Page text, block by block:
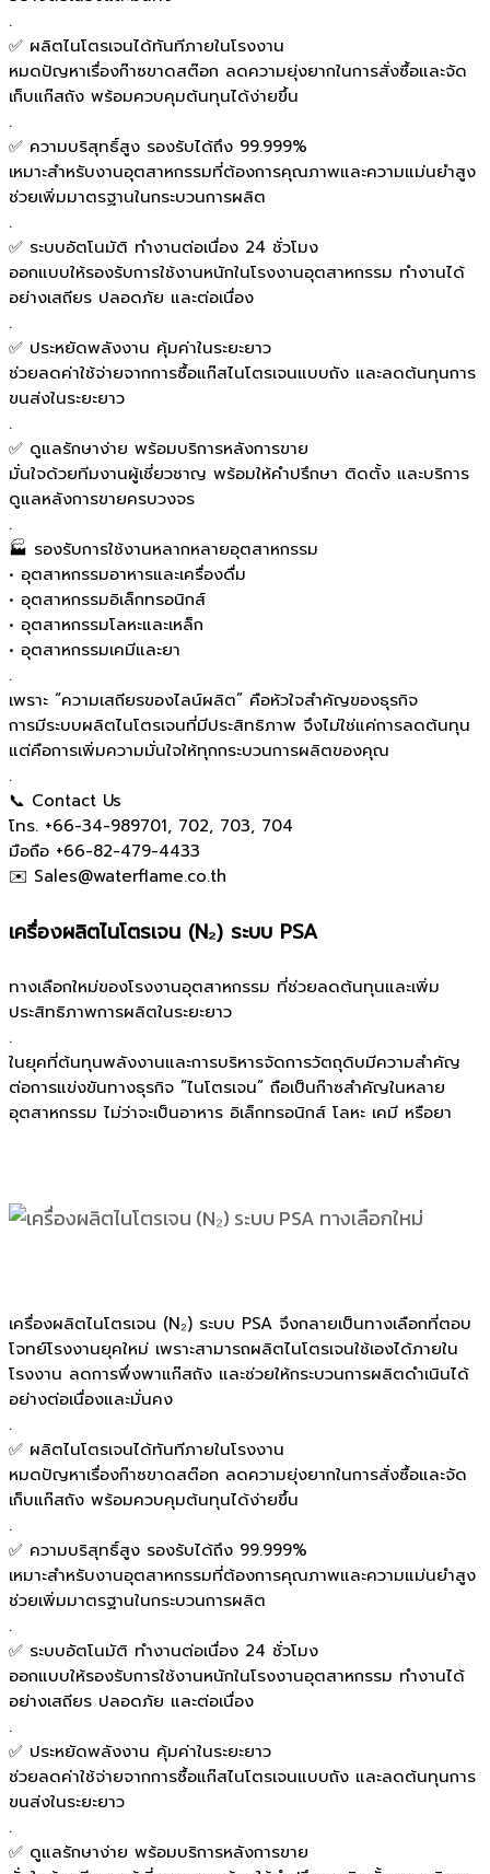
.
✅ ผลิตไนโตรเจนได้ทันทีภายในโรงงาน
หมดปัญหาเรื่องก๊าซขาดสต๊อก ลดความยุ่งยากในการสั่งซื้อและจัด
เก็บแก๊สถัง พร้อมควบคุมต้นทุนได้ง่ายขึ้น
.
✅ ความบริสุทธิ์สูง รองรับได้ถึง 99.999%
เหมาะสำหรับงานอุตสาหกรรมที่ต้องการคุณภาพและความแม่นยำสูง
ช่วยเพิ่มมาตรฐานในกระบวนการผลิต
.
✅ ระบบอัตโนมัติ ทำงานต่อเนื่อง 24 ชั่วโมง
ออกแบบให้รองรับการใช้งานหนักในโรงงานอุตสาหกรรม ทำงานได้
อย่างเสถียร ปลอดภัย และต่อเนื่อง
.
✅ ประหยัดพลังงาน คุ้มค่าในระยะยาว
ช่วยลดค่าใช้จ่ายจากการซื้อแก๊สไนโตรเจนแบบถัง และลดต้นทุนการ
ขนส่งในระยะยาว
.
✅ ดูแลรักษาง่าย พร้อมบริการหลังการขาย
มั่นใจด้วยทีมงานผู้เชี่ยวชาญ พร้อมให้คำปรึกษา ติดตั้ง และบริการ
ดูแลหลังการขายครบวงจร
.
🏭 รองรับการใช้งานหลากหลายอุตสาหกรรม
• อุตสาหกรรมอาหารและเครื่องดื่ม
• อุตสาหกรรมอิเล็กทรอนิกส์
• อุตสาหกรรมโลหะและเหล็ก
• อุตสาหกรรมเคมีและยา
.
เพราะ “ความเสถียรของไลน์ผลิต” คือหัวใจสำคัญของธุรกิจ
การมีระบบผลิตไนโตรเจนที่มีประสิทธิภาพ จึงไม่ใช่แค่การลดต้นทุน
แต่คือการเพิ่มความมั่นใจให้ทุกกระบวนการผลิตของคุณ
.
📞 Contact Us
โทร. +66-34-989701, 702, 703, 704
มือถือ +66-82-479-4433
✉️ Sales@waterflame.co.th
เครื่องผลิตไนโตรเจน (N₂) ระบบ PSA
ทางเลือกใหม่ของโรงงานอุตสาหกรรม ที่ช่วยลดต้นทุนและเพิ่ม
ประสิทธิภาพการผลิตในระยะยาว
.
ในยุคที่ต้นทุนพลังงานและการบริหารจัดการวัตถุดิบมีความสำคัญ
ต่อการแข่งขันทางธุรกิจ “ไนโตรเจน” ถือเป็นก๊าซสำคัญในหลาย
อุตสาหกรรม ไม่ว่าจะเป็นอาหาร อิเล็กทรอนิกส์ โลหะ เคมี หรือยา
เครื่องผลิตไนโตรเจน (N₂) ระบบ PSA จึงกลายเป็นทางเลือกที่ตอบ
โจทย์โรงงานยุคใหม่ เพราะสามารถผลิตไนโตรเจนใช้เองได้ภายใน
โรงงาน ลดการพึ่งพาแก๊สถัง และช่วยให้กระบวนการผลิตดำเนินได้
อย่างต่อเนื่องและมั่นคง
.
✅ ผลิตไนโตรเจนได้ทันทีภายในโรงงาน
หมดปัญหาเรื่องก๊าซขาดสต๊อก ลดความยุ่งยากในการสั่งซื้อและจัด
เก็บแก๊สถัง พร้อมควบคุมต้นทุนได้ง่ายขึ้น
.
✅ ความบริสุทธิ์สูง รองรับได้ถึง 99.999%
เหมาะสำหรับงานอุตสาหกรรมที่ต้องการคุณภาพและความแม่นยำสูง
ช่วยเพิ่มมาตรฐานในกระบวนการผลิต
.
✅ ระบบอัตโนมัติ ทำงานต่อเนื่อง 24 ชั่วโมง
ออกแบบให้รองรับการใช้งานหนักในโรงงานอุตสาหกรรม ทำงานได้
อย่างเสถียร ปลอดภัย และต่อเนื่อง
.
✅ ประหยัดพลังงาน คุ้มค่าในระยะยาว
ช่วยลดค่าใช้จ่ายจากการซื้อแก๊สไนโตรเจนแบบถัง และลดต้นทุนการ
ขนส่งในระยะยาว
.
✅ ดูแลรักษาง่าย พร้อมบริการหลังการขาย